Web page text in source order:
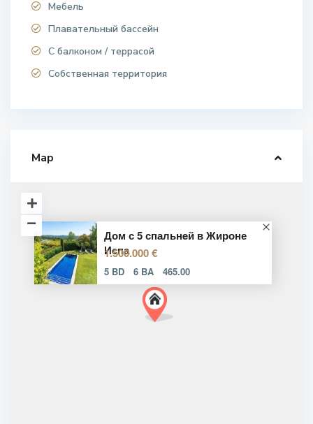
Мебель
Плавательный бассейн
С балконом / террасой
Собственная территория
Map
Дом с 5 спальнeй в Жироне
Испа
1.500.000 €
5 BD 6 BA 465.00